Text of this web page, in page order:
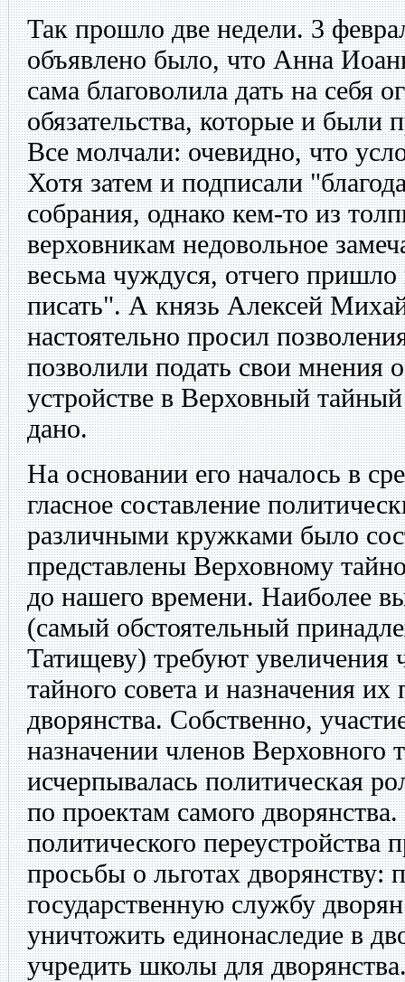
Так прошло две недели. 3
объявлено было, что Анна
сама благоволила дать на себя
обязательства, которые и были
Все молчали: очевидно, что
Хотя затем и подписали
собрания, однако кем-то из
верховникам недовольное
весьма чуждуся, отчего
писать". А князь Алексей
настоятельно просил
позволили подать свои мнения
устройстве в Верховный
дано.
На основании его началось в
гласное составление
различными кружками было
представлены Верховному
до нашего времени. Наиболее
(самый обстоятельный
Татищеву) требуют увеличения
тайного совета и назначения их
дворянства. Собственно,
назначении членов Верховного
исчерпывалась политическая
по проектам самого
политического переустройства
просьбы о льготах дворянству:
государственную службу
уничтожить единонаследие в
учредить школы для